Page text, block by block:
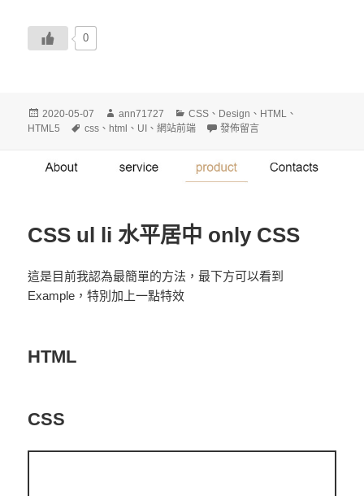
0
發
佈
2020-05-07
作
者
ann71727
分
類
CSS 、 Design 、 HTML 、
HTML5
標
css 、 html 、 UI 、網站前端 在〈CSS ul li 水平對齊居中〉
發佈留言
CSS ul li 水平居中 only CSS
這是目前我認為最簡單的方法，最下方可以看到
Example，特別加上一點特效
HTML
CSS